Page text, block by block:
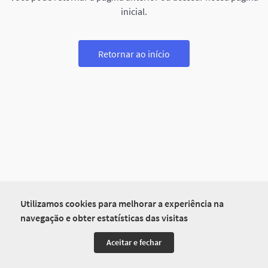
Utilizamos cookies para melhorar a experiência na
navegação e obter estatísticas das visitas
Aceitar e fechar
inicial.
Retornar ao início